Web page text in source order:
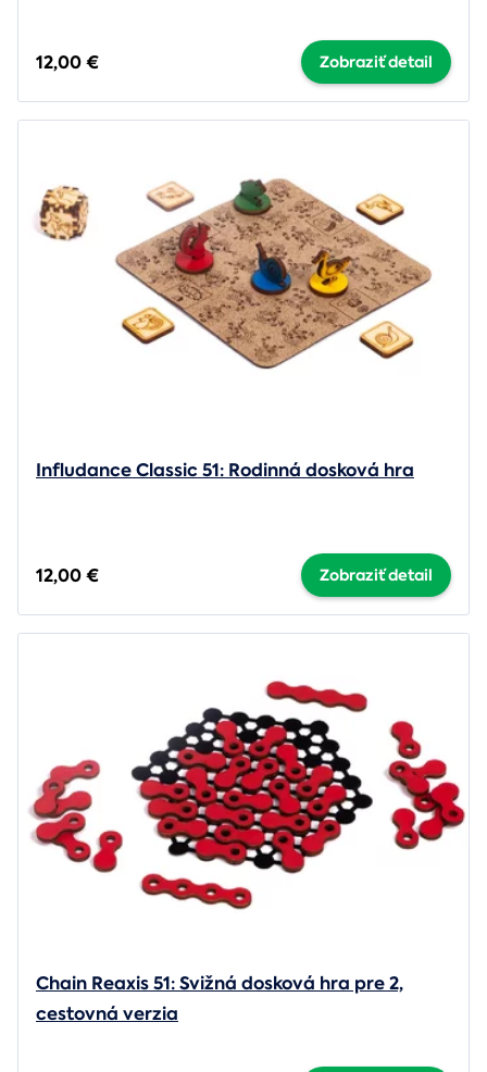
12,00 € Zobraziť detail
Infludance Classic 51: Rodinná dosková hra
12,00 € Zobraziť detail
Chain Reaxis 51: Svižná dosková hra pre 2,
cestovná verzia